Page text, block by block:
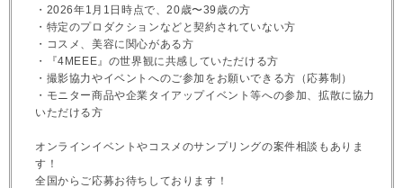
・2026年1月1日時点で、20歳〜39歳の方
・特定のプロダクションなどと契約されていない方
・コスメ、美容に関心がある方
・『4MEEE』の世界観に共感していただける方
・撮影協力やイベントへのご参加をお願いできる方（応募制）
・モニター商品や企業タイアップイベント等への参加、拡散に協力
いただける方
オンラインイベントやコスメのサンプリングの案件相談もありま
す！
全国からご応募お待ちしております！